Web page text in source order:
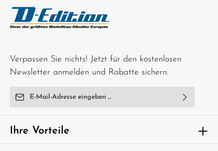
Verpassen Sie nichts! Jetzt für den kostenlosen
Newsletter anmelden und Rabatte sichern.
E-Mail-Adresse*
Ich habe dieDatenschutzbestimmungenzur Kenntnis
genommen und die
einverstanden.
Ihre Vorteile